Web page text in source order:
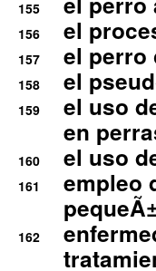
155
156 el
157 el perro
158 el
159
el uso
en
160 el uso
161
empleo
162